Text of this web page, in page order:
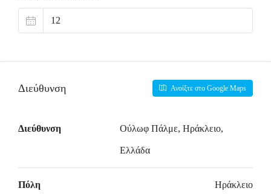
Διεύθυνση Ανοίξτε στο Google Maps
Διεύθυνση Ούλωφ Πάλμε, Ηράκλειο,
Ελλάδα
Πόλη Ηράκλειο